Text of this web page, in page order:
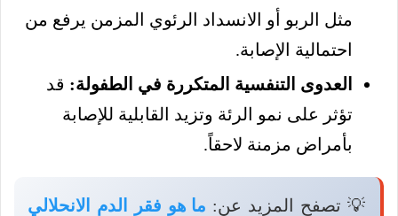
مثل الربو أو الانسداد الرئوي المزمن يرفع من
احتمالية الإصابة.
العدوى التنفسية المتكررة في الطفولة: قد
تؤثر على نمو الرئة وتزيد القابلية للإصابة
بأمراض مزمنة لاحقاً.
💡 تصفح المزيد عن: ما هو فقر الدم الانحلالي